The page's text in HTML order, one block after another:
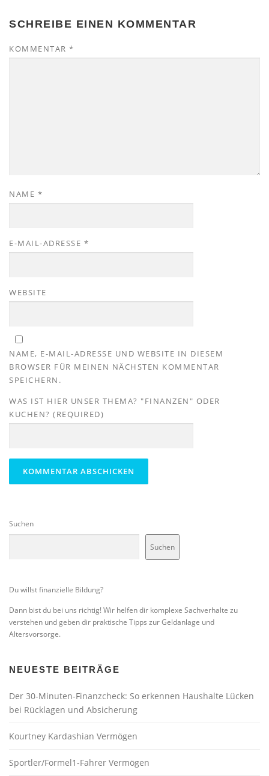
SCHREIBE EINEN KOMMENTAR
KOMMENTAR *
NAME *
E-MAIL-ADRESSE *
WEBSITE
NAME, E-MAIL-ADRESSE UND WEBSITE IN DIESEM
BROWSER FÜR MEINEN NÄCHSTEN KOMMENTAR
SPEICHERN.
WAS IST HIER UNSER THEMA? "FINANZEN" ODER
KUCHEN? (REQUIRED)
Suchen
Suchen
Du willst finanzielle Bildung?
Dann bist du bei uns richtig! Wir helfen dir komplexe Sachverhalte zu
verstehen und geben dir praktische Tipps zur Geldanlage und
Altersvorsorge.
NEUESTE BEITRÄGE
Der 30-Minuten-Finanzcheck: So erkennen Haushalte Lücken
bei Rücklagen und Absicherung
Kourtney Kardashian Vermögen
Sportler/Formel1-Fahrer Vermögen